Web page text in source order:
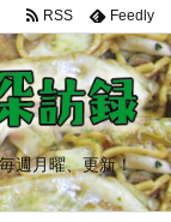
週月曜、更新！
RSS Feedly